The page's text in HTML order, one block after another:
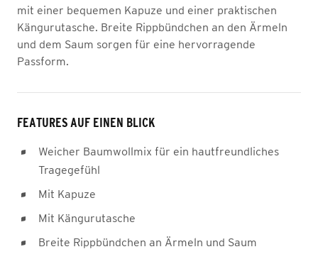
mit einer bequemen Kapuze und einer praktischen
Kängurutasche. Breite Rippbündchen an den Ärmeln
und dem Saum sorgen für eine hervorragende
Passform.
FEATURES AUF EINEN BLICK
Weicher Baumwollmix für ein hautfreundliches
Tragegefühl
Mit Kapuze
Mit Kängurutasche
Breite Rippbündchen an Ärmeln und Saum